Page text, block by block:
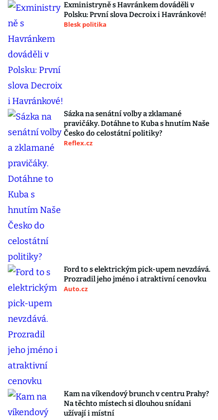
Exministryně s Havránkem dováděli v
Polsku: První slova Decroix i Havránkové!
Blesk politika
Sázka na senátní volby a zklamané
pravičáky. Dotáhne to Kuba s hnutím Naše
Česko do celostátní politiky?
Reflex.cz
Ford to s elektrickým pick-upem nevzdává.
Prozradil jeho jméno i atraktivní cenovku
Auto.cz
Kam na víkendový brunch v centru Prahy?
Na těchto místech si dlouhou snídani
užívají i místní